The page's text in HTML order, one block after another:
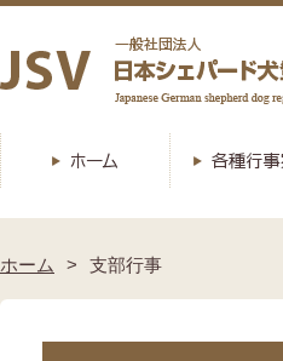
ホーム 支部行事